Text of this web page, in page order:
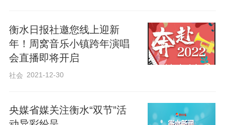
衡水日报社邀您线上迎新
年！周窝音乐小镇跨年演唱
会直播即将开启
社会 2021-12-30
央媒省媒关注衡水“双节”活